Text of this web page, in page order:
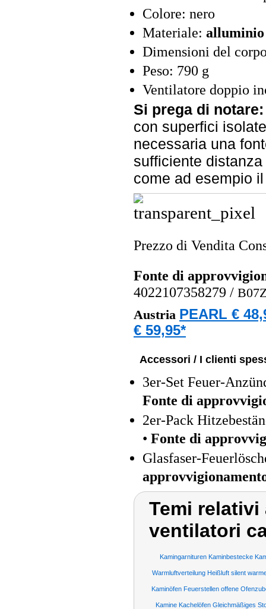
Colore: nero
Materiale: alluminio
Dimensioni del
Peso: 790 g
Ventilatore doppio
Si prega di notare:
con superfici
necessaria una
sufficiente
come ad esempio
Prezzo di Vendita
Fonte di
4022107358279 /
Austria PEARL €
€ 59,95*
Accessori / I clienti
3er-Set Feuer-
Fonte di
2er-Pack
• Fonte di
Glasfaser-
Temi
ventilatori
Kamingarnituren Kaminbestecke
Warmluftverteilung Heißluft silent
Kaminöfen Feuerstellen offene
Kamine Kachelöfen Gleichmäßiges